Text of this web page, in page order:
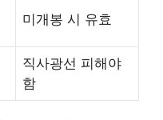
미개봉 시 유효
직사광선 피해야
함